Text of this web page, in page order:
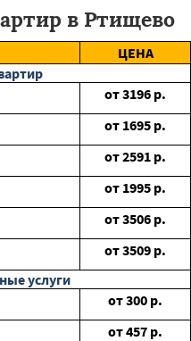
в Ртищево
ЦЕНА
от3196 р.
от 1695 р.
от2591 р.
от 1995 р.
от3506 р.
от3509 р.
услуги
от300 р.
от457 р.